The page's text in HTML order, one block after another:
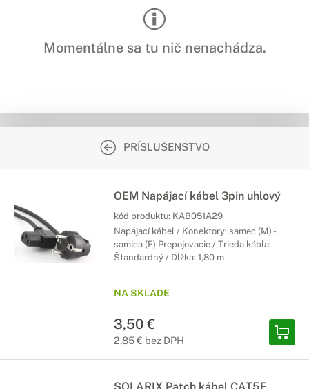
Momentálne sa tu nič nenachádza.
PRÍSLUŠENSTVO
OEM Napájací kábel 3pin uhlový
kód produktu: KAB051A29
Napájací kábel / Konektory: samec (M) -
samica (F) Prepojovacie / Trieda kábla:
Štandardný / Dĺžka: 1,80 m
NA SKLADE
3,50 €
2,85 € bez DPH